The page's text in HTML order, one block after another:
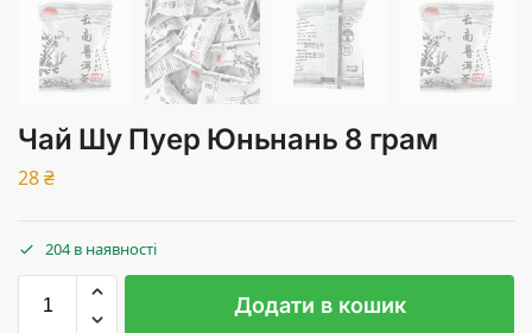
Чай Шу Пуер Юньнань 8 грам
28₴
204 в наявності
Додати в кошик